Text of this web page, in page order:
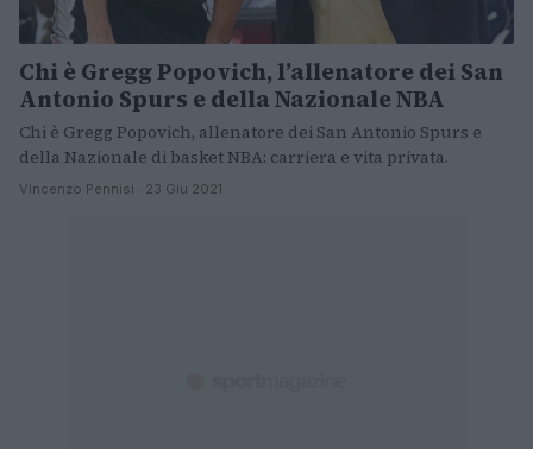
Chi è Gregg Popovich, l’allenatore dei San
Antonio Spurs e della Nazionale NBA
Chi è Gregg Popovich, allenatore dei San Antonio Spurs e
della Nazionale di basket NBA: carriera e vita privata.
Vincenzo Pennisi · 23 Giu 2021